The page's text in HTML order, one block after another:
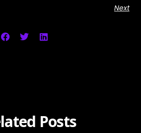
Next
Posts